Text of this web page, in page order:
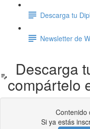
Descarga tu
Newsletter de
Descarga
compártelo
Contenido
Si ya estás